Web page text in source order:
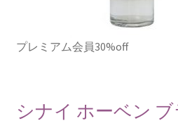
プレミアム会員30%off
シナイ ホーベン